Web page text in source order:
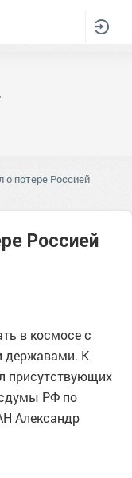
о потере Россией
Россией
в космосе с
державами. К
присутствующих
РФ по
Александр